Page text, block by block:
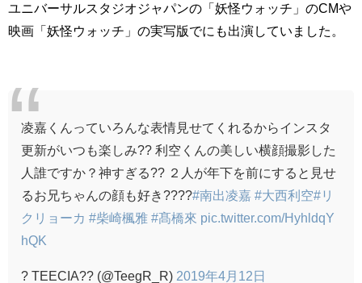
ユニバーサルスタジオジャパンの「妖怪ウォッチ」のCMや
映画「妖怪ウォッチ」の実写版でにも出演していました。
凌嘉くんっていろんな表情見せてくれるからインスタ
更新がいつも楽しみ?? 利空くんの美しい横顔撮影した
人誰ですか？神すぎる?? ２人が年下を前にすると見せ
るお兄ちゃんの顔も好き????#南出凌嘉 #大西利空#リ
クリョーカ #柴崎楓雅 #髙橋來 pic.twitter.com/HyhldqY
hQK
? TEECIA?? (@TeegR_R) 2019年4月12日